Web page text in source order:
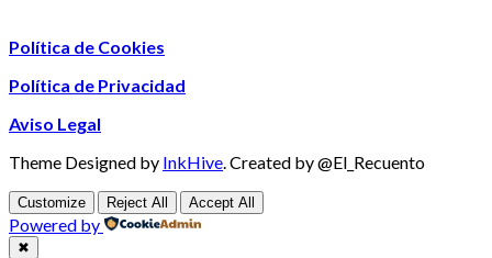
Política de Cookies
Política de Privacidad
Aviso Legal
Theme Designed by InkHive.Created by @El_Recuento
Customize Reject All Accept All
Powered by
✖